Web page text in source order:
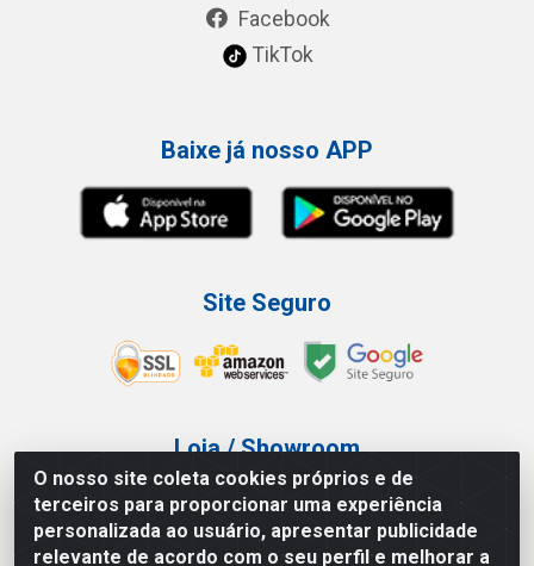
O nosso site coleta cookies próprios e de
terceiros para proporcionar uma experiência
personalizada ao usuário, apresentar publicidade
relevante de acordo com o seu perfil e melhorar a
Facebook
TikTok
Baixe já nosso APP
Site Seguro
Loja / Showroom
Tel.: (11) 3227-0546
Av Vautier, 587/597 - Pari - São Paulo/SP